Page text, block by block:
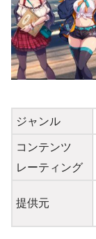
ジャンル
コンテンツ
レーティング
提供元